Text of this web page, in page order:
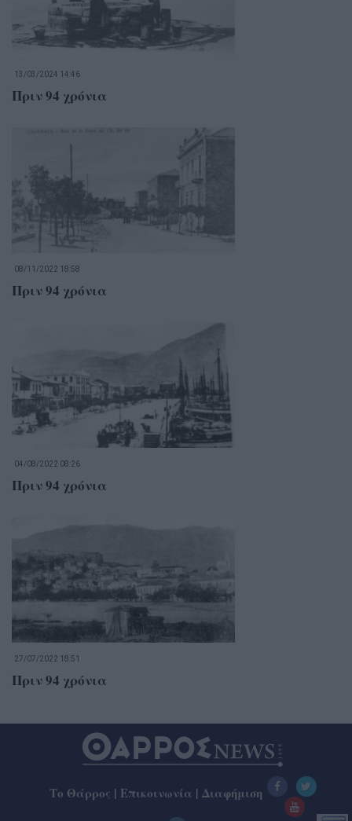
13/03/2024 14:46
Πριν 94 χρόνια
08/11/2022 18:58
Πριν 94 χρόνια
04/08/2022 08:26
Πριν 94 χρόνια
27/07/2022 18:51
Πριν 94 χρόνια
Το Θάρρος | Επικοινωνία | Διαφήμιση